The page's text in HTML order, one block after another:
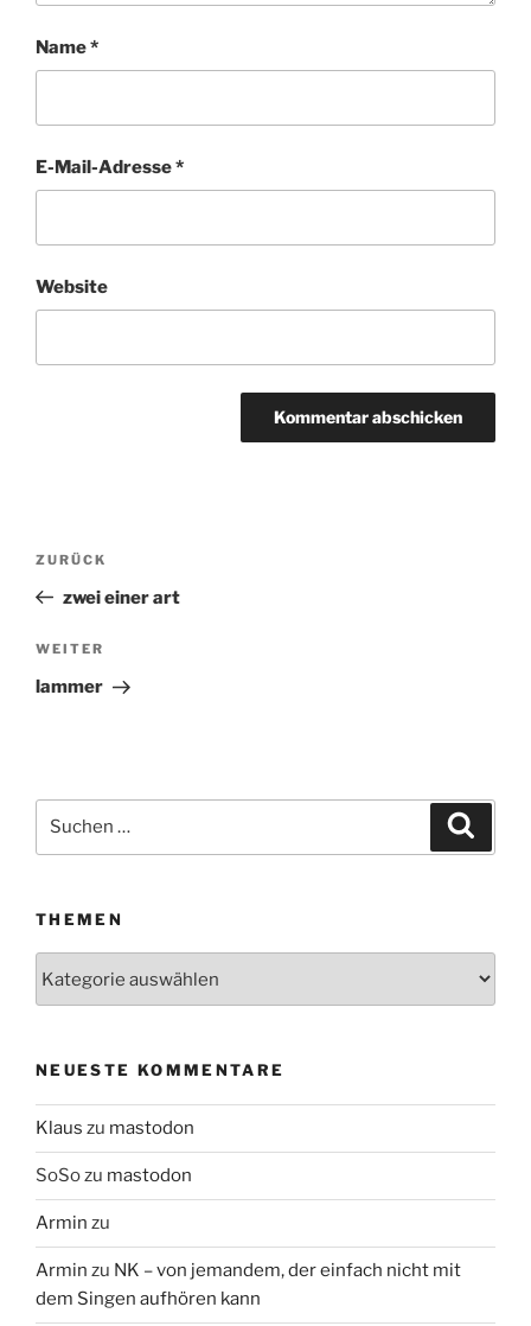
Name*
E-Mail-Adresse*
Website
Beitragsnavigation
Vorheriger
Beitrag
ZURÜCK
zwei einer art
Nächster
Beitrag
WEITER
lammer
Suchen
THEMEN
NEUESTE KOMMENTARE
Klaus zu mastodon
SoSozu mastodon
Armin zu
Armin zu NK – von jemandem, der einfach nicht mit
dem Singen aufhören kann